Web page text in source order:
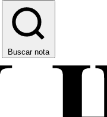
Buscar nota